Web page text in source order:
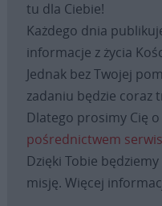
tu dla Ciebie!
Każdego dnia
informacje z życia
Jednak bez Twojej
zadaniu będzie coraz
Dlatego prosimy Cię o
pośrednictwem
Dzięki Tobie
misję. Więcej